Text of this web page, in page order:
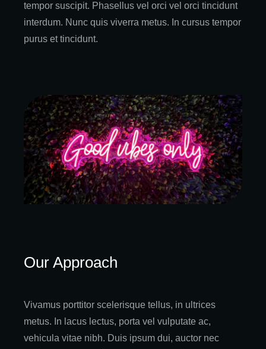
tempor suscipit. Phasellus vel orci vel orci tincidunt
interdum. Nunc quis viverra metus. In cursus tempor
purus et tincidunt.
Our Approach
Vivamus porttitor scelerisque tellus, in ultrices
metus. In lacus lectus, porta vel vulputate ac,
vehicula vitae nibh. Duis ipsum dui, auctor nec